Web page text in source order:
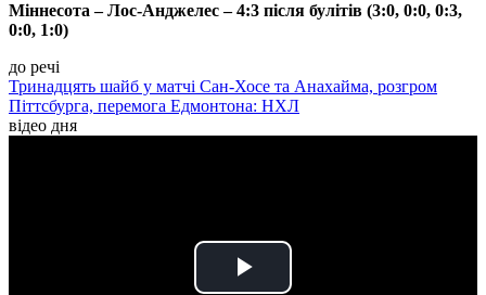
Міннесота – Лос-Анджелес – 4:3 після булітів (3:0, 0:0, 0:3,
0:0, 1:0)
до речі
Тринадцять шайб у матчі Сан-Хосе та Анахайма, розгром
Піттсбурга, перемога Едмонтона: НХЛ
відео дня